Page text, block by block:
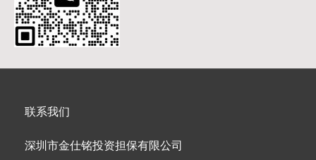
联系我们
深圳市金仕铭投资担保有限公司